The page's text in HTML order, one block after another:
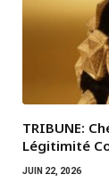
TRIBUNE:
Légitimité
JUIN 22, 2026